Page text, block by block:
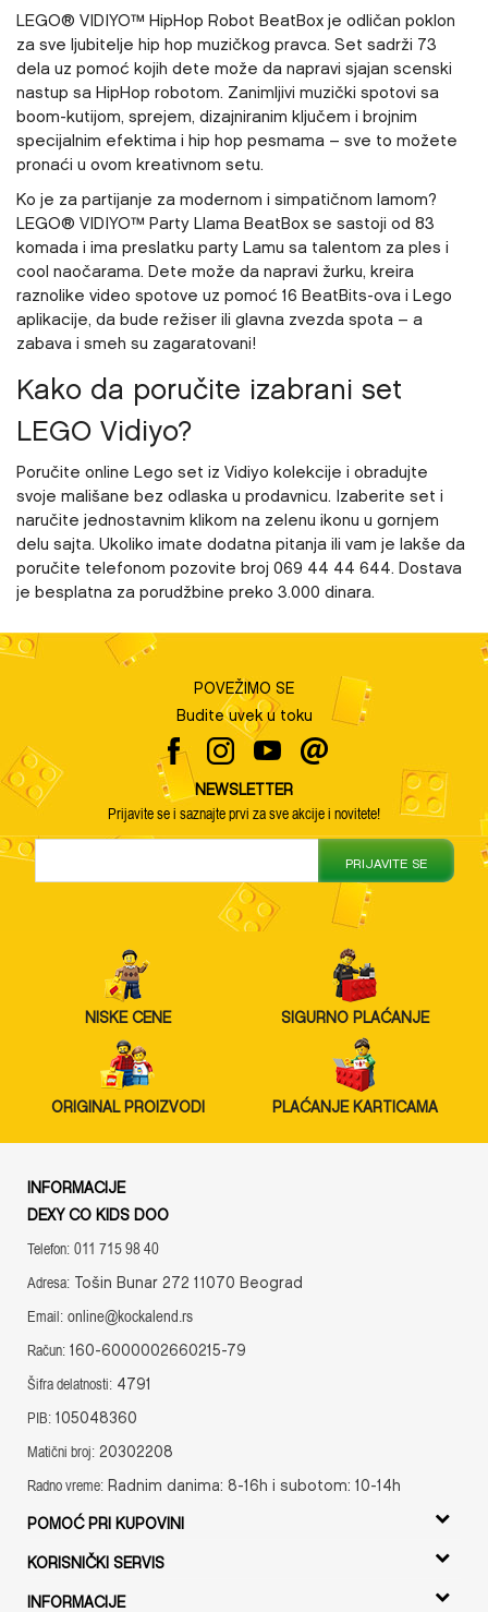
LEGO® VIDIYO™ HipHop Robot BeatBoxje odličan poklon
za sve ljubitelje hip hop muzičkog pravca. Set sadrži 73
dela uz pomoć kojih dete može da napravi sjajan scenski
nastup sa HipHop robotom. Zanimljivi muzički spotovi sa
boom-kutijom, sprejem, dizajniranim ključem i brojnim
specijalnim efektima i hip hop pesmama – sve to možete
pronaći u ovom kreativnom setu.
Ko je za partijanje za modernom i simpatičnom lamom?
LEGO® VIDIYO™ Party Llama BeatBox se sastoji od 83
komada i ima preslatku party Lamu sa talentom za ples i
cool naočarama. Dete može da napravi žurku, kreira
raznolike video spotove uz pomoć 16 BeatBits-ova i Lego
aplikacije, da bude režiser ili glavna zvezda spota – a
zabava i smeh su zagaratovani!
Kako da poručite izabrani set
LEGO Vidiyo?
Poručite online Lego set iz Vidiyo kolekcije i obradujte
svoje mališane bez odlaska u prodavnicu. Izaberite set i
naručite jednostavnim klikom na zelenu ikonu u gornjem
delu sajta. Ukoliko imate dodatna pitanja ili vam je lakše da
poručite telefonom pozovite broj 069 44 44 644. Dostava
je besplatna za porudžbine preko 3.000 dinara.
POVEŽIMO SE
Budite uvek u toku
NEWSLETTER
Prijavite se i saznajte prvi za sve akcije i novitete!
PRIJAVITE SE
NISKE CENE SIGURNO PLAĆANJE
ORIGINAL PROIZVODI PLAĆANJE KARTICAMA
INFORMACIJE
DEXY CO KIDS DOO
Telefon: 011 715 98 40
Adresa: Tošin Bunar 272 11070 Beograd
Email: online@kockalend.rs
Račun: 160-6000002660215-79
Šifra delatnosti: 4791
PIB: 105048360
Matični broj: 20302208
Radno vreme: Radnim danima: 8-16h i subotom: 10-14h
POMOĆ PRI KUPOVINI
Uslovi korišćenja i prodaje
KORISNIČKI SERVIS
Isporuka
INFORMACIJE